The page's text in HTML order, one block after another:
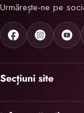
Urmărește-ne pe
Secțiuni site